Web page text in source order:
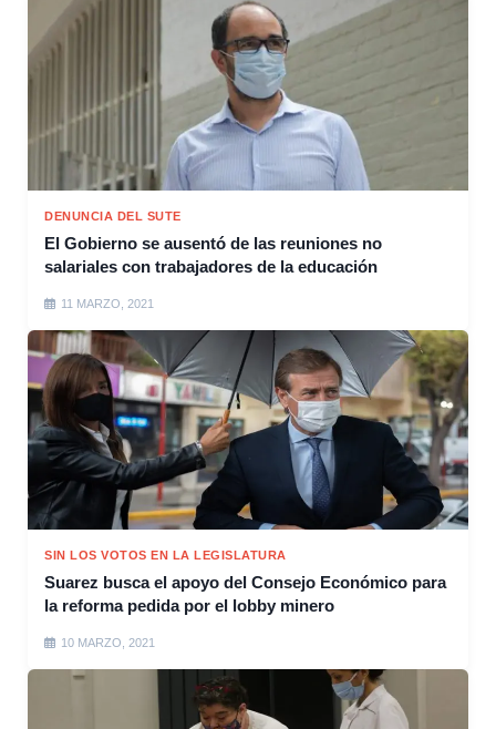
DENUNCIA DEL SUTE
El Gobierno se ausentó de las reuniones no
salariales con trabajadores de la educación
11 MARZO, 2021
SIN LOS VOTOS EN LA LEGISLATURA
Suarez busca el apoyo del Consejo Económico para
la reforma pedida por el lobby minero
10 MARZO, 2021